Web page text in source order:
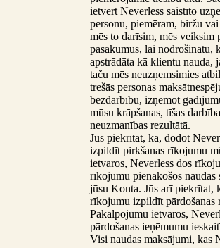
ietvert Neverless saistīto
personu, piemēram, biržu
mēs to darīsim, mēs veiksim
pasākumus, lai nodrošinātu,
apstrādāta kā klientu nauda,
taču mēs neuzņemsimies
trešās personas
bezdarbību, izņemot
mūsu krāpšanas, tīšas
neuzmanības rezultātā.
Jūs piekrītat, ka, dodot
izpildīt pirkšanas rīkojumu
ietvaros, Neverless dos
rīkojumu pienākošos naudas
jūsu Konta. Jūs arī piekrītat,
rīkojumu izpildīt pārdošanas
Pakalpojumu ietvaros,
pārdošanas ieņēmumu
Visi naudas maksājumi, kas